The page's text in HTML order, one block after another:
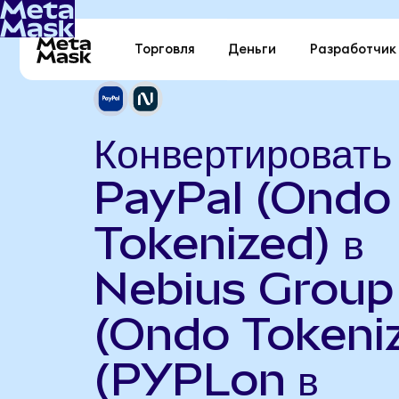
Торговля Деньги Разработчик
Конвертировать
PayPal (Ondo
Tokenized) в
Nebius Group
(Ondo
(PYPLon в